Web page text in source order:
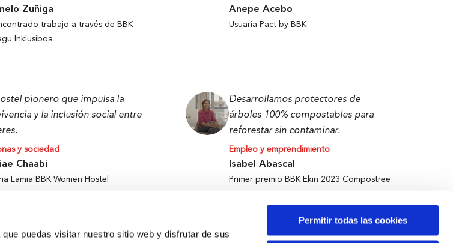
puedas visitar nuestro sitio web y disfrutar de sus
Permitir todas las cookies
Zuñiga
trabajo a través de BBK
Inklusiboa
Anepe Acebo
Usuaria Pact by BBK
pionero que impulsa la
y la inclusión social entre
y sociedad
Chaabi
Lamia BBK Women Hostel
Desarrollamos protectores de
árboles 100% compostables para
reforestar sin contaminar.
Empleo y emprendimiento
Isabel Abascal
Primer premio BBK Ekin 2023 Compostree